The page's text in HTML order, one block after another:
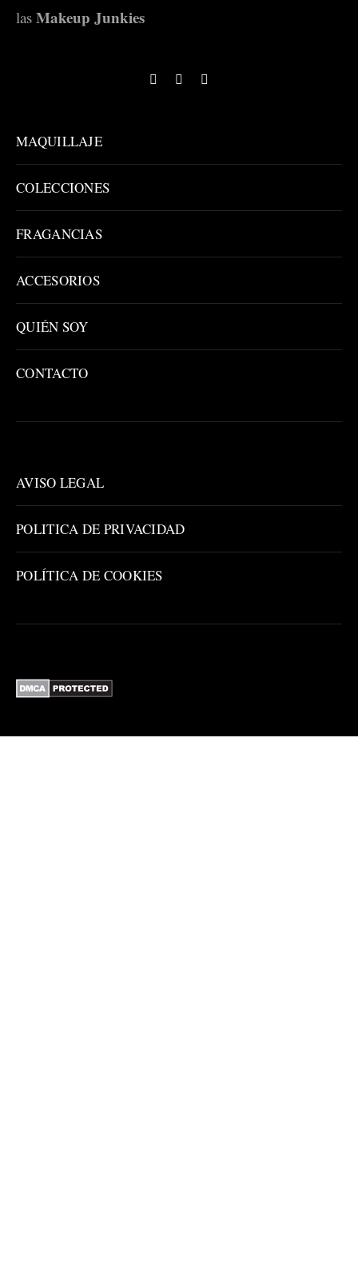
las Makeup Junkies
MAQUILLAJE
COLECCIONES
FRAGANCIAS
ACCESORIOS
QUIÉN SOY
CONTACTO
AVISO LEGAL
POLITICA DE PRIVACIDAD
POLÍTICA DE COOKIES